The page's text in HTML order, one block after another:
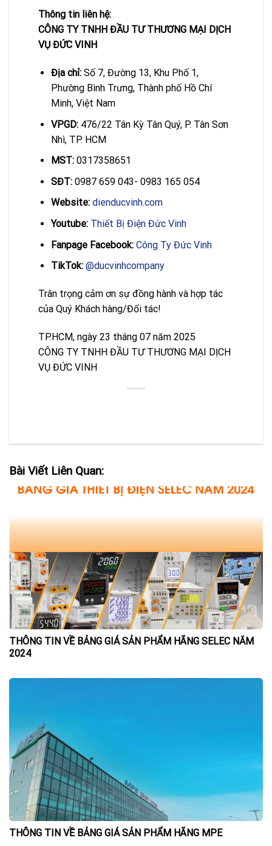
Thông tin liên hệ:
CÔNG TY TNHH ĐẦU TƯ THƯƠNG MẠI DỊCH
VỤ ĐỨC VINH
Địa chỉ:Số 7, Đường 13, Khu Phố 1,
Phường Bình Trưng, Thành phố Hồ Chí
Minh, Việt Nam
VPGD:476/22 Tân Kỳ Tân Quý, P. Tân Sơn
Nhì, TP. HCM
MST:0317358651
SĐT:0987 659 043- 0983 165 054
Website: dienducvinh.com
Youtube: Thiết Bị Điện Đức Vinh
Fanpage Facebook: Công Ty Đức Vinh
TikTok: @ducvinhcompany
Trân trọng cảm ơn sự đồng hành và hợp tác
của Quý Khách hàng/Đối tác!
TP.HCM, ngày 23 tháng 07 năm 2025
CÔNG TY TNHH ĐẦU TƯ THƯƠNG MẠI DỊCH
VỤ ĐỨC VINH
Bài Viết Liên Quan:
THÔNG TIN VỀ BẢNG GIÁ SẢN PHẨM HÃNG SELEC NĂM
2024
THÔNG TIN VỀ BẢNG GIÁ SẢN PHẨM HÃNG MPE